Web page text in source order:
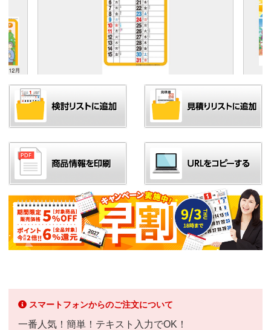
スマートフォンからのご注文について
一番人気！簡単！テキスト入力でOK！